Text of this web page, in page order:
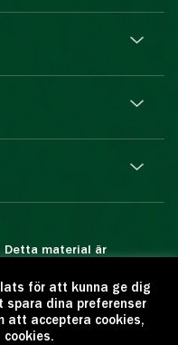
Detta material är
är förbjuden.
ange källan:
utgivare:
för att kunna ge dig
spara dina preferenser
att acceptera cookies,